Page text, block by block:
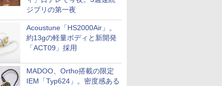
ジブリの第一夜
Acoustune「HS2000Air」。
約13gの軽量ボディと新開発
「ACT09」採用
MADOO、Ortho搭載の限定
IEM「Typ624」。密度感ある